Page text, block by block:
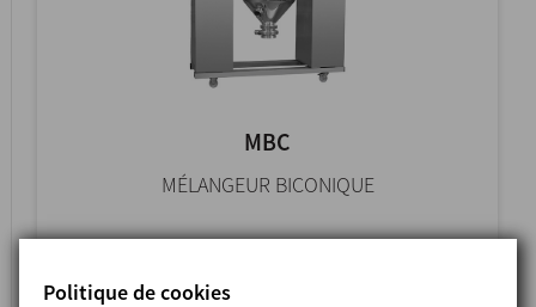
MBC
MÉLANGEUR BICONIQUE
Politique de cookies